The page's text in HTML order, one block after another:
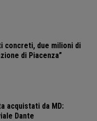
concreti, due milioni di
di Piacenza”
acquistati da MD:
Dante